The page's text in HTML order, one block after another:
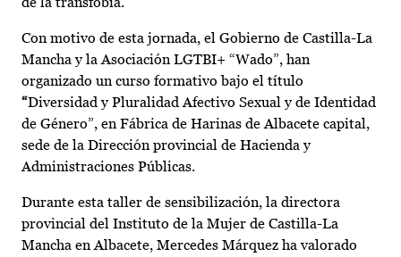
Con motivo de esta jornada, el Gobierno de Castilla-La
Mancha y la Asociación LGTBI+ “Wado”, han
organizado un curso formativo bajo el título
“Diversidad y Pluralidad Afectivo Sexual y de Identidad
de Género”, en Fábrica de Harinas de Albacete capital,
sede de la Dirección provincial de Hacienda y
Administraciones Públicas.
Durante esta taller de sensibilización, la directora
provincial del Instituto de la Mujer de Castilla-La
Mancha en Albacete, Mercedes Márquez ha valorado